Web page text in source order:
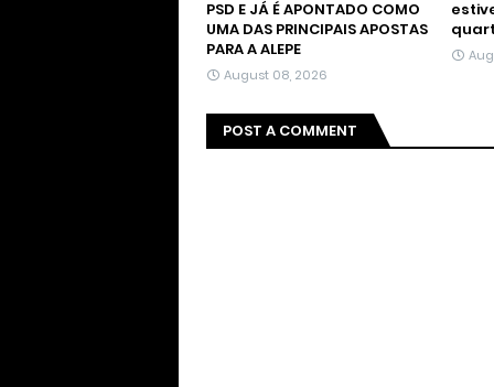
PSD E JÁ É APONTADO COMO
UMA DAS PRINCIPAIS APOSTAS
PARA A ALEPE
August 08, 2026
POST A COMMENT